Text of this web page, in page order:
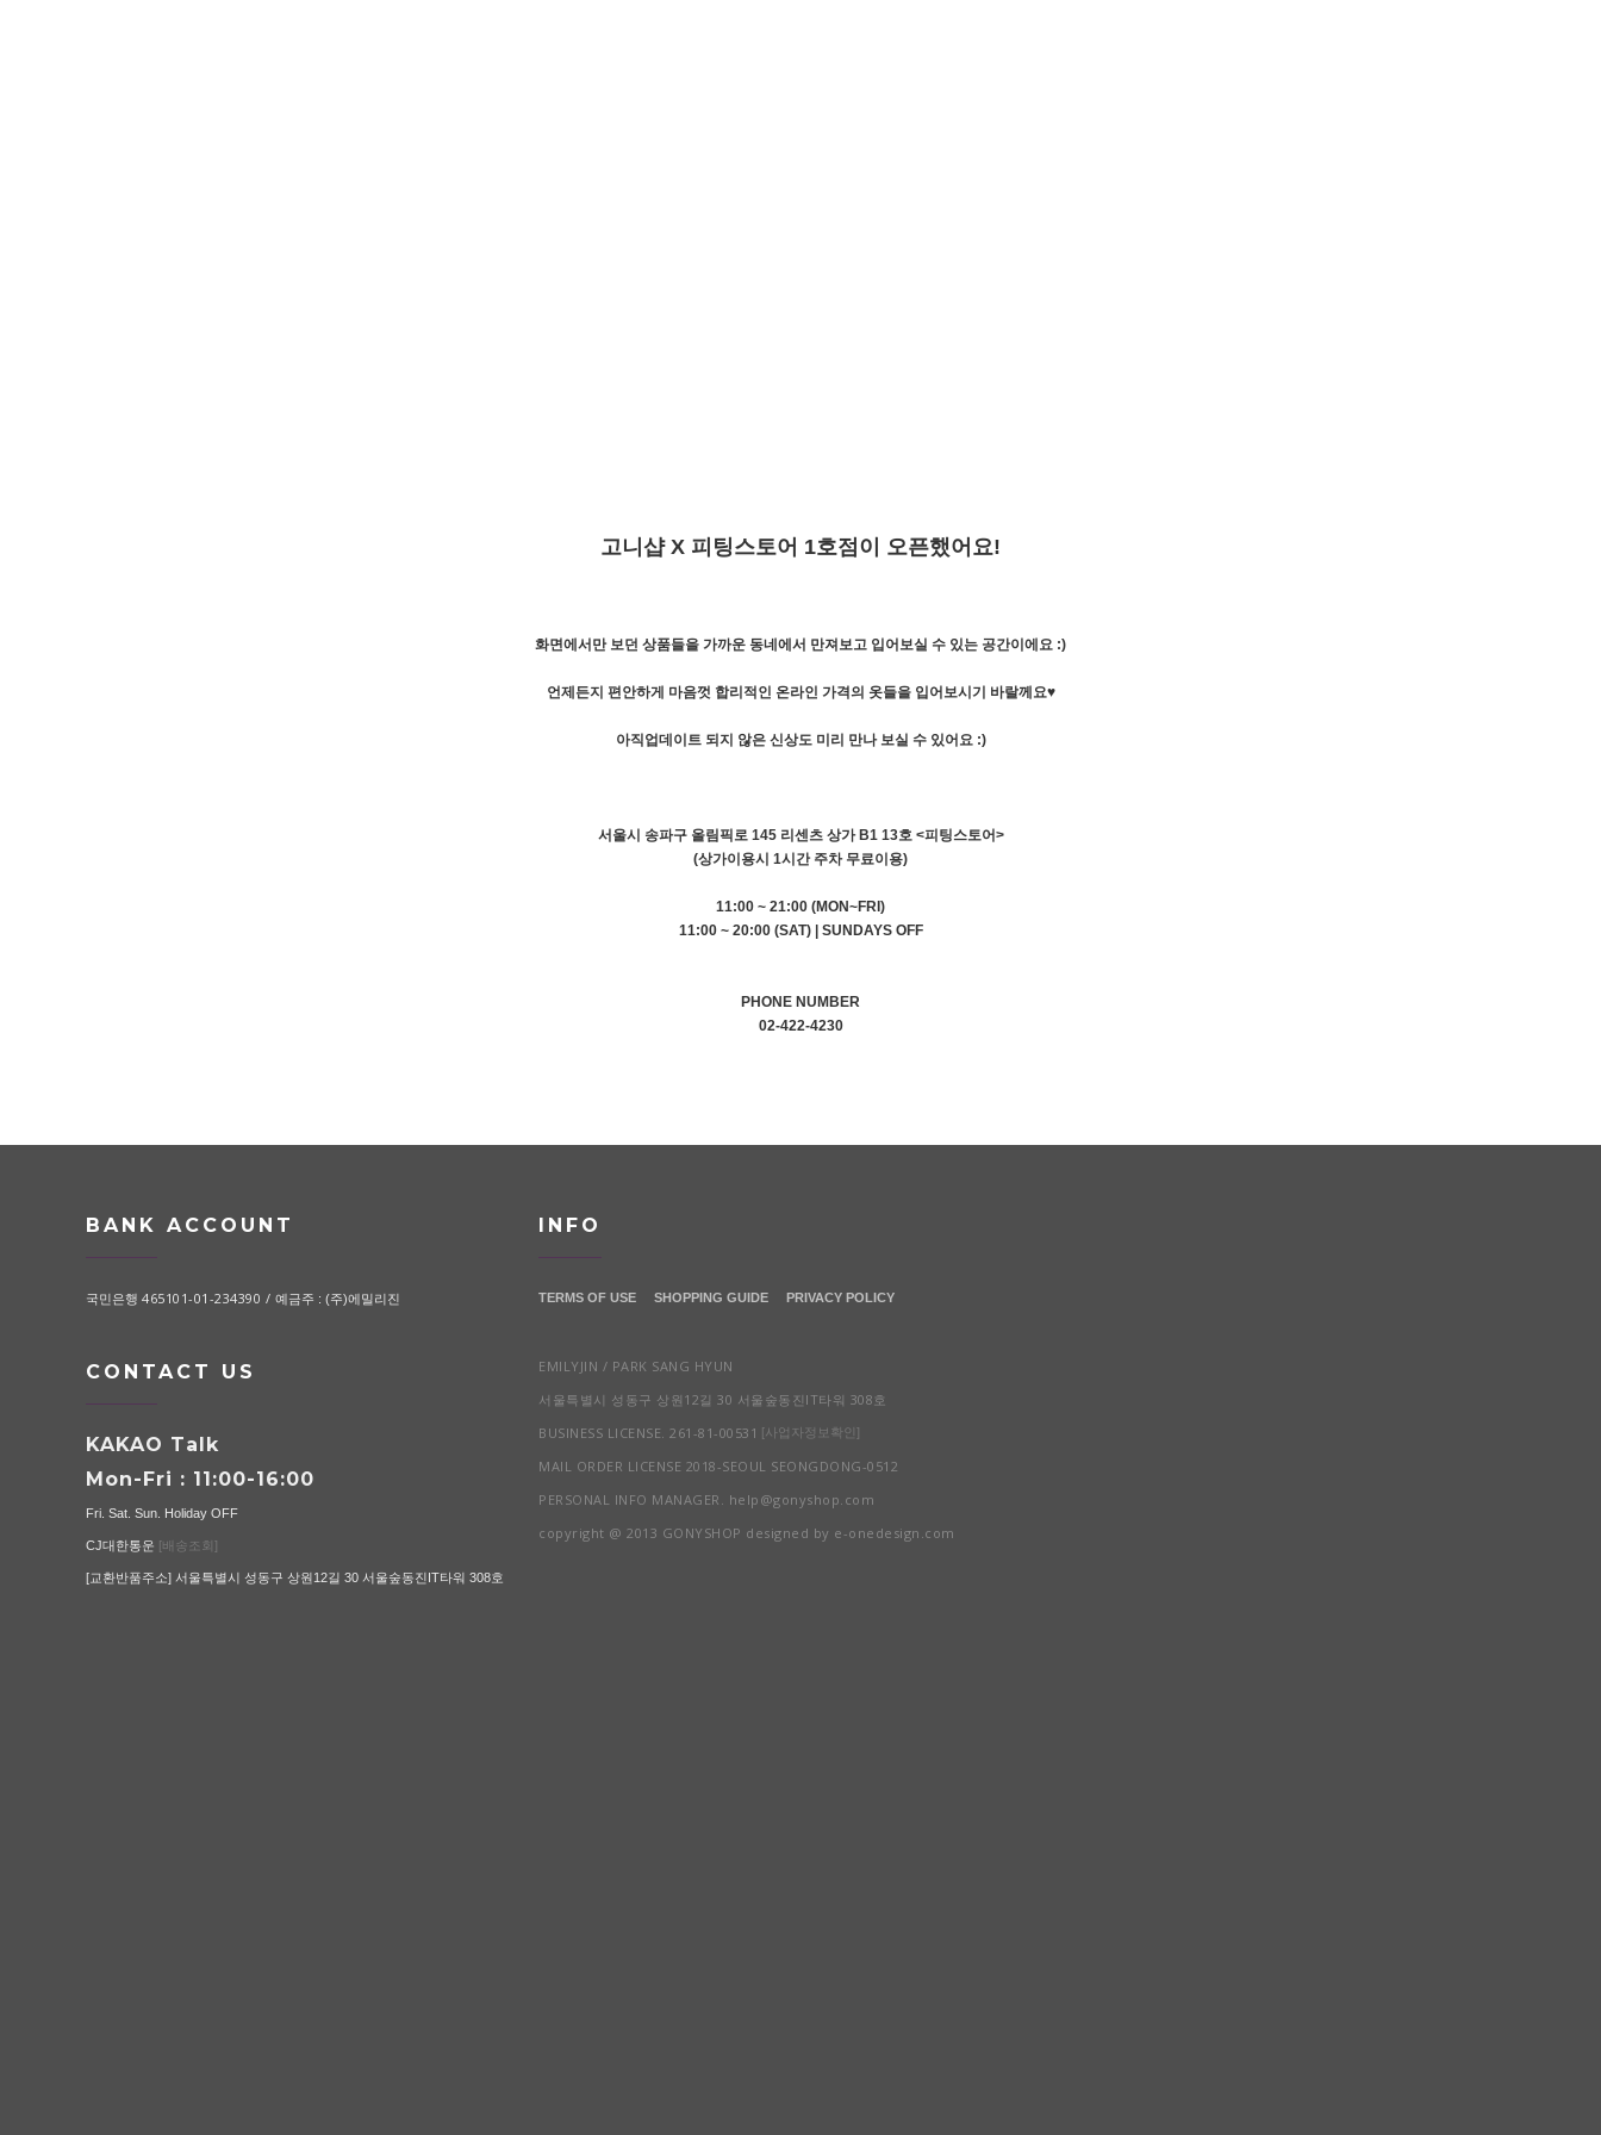
고니샵 X 피팅스토어 1호점이 오픈했어요!
화면에서만 보던 상품들을 가까운 동네에서 만져보고 입어보실 수 있는 공간이에요 :)
언제든지 편안하게 마음껏 합리적인 온라인 가격의 옷들을 입어보시기 바랄께요♥
아직업데이트 되지 않은 신상도 미리 만나 보실 수 있어요 :)
서울시 송파구 올림픽로 145 리센츠 상가 B1 13호 <피팅스토어>
(상가이용시 1시간 주차 무료이용)
11:00 ~ 21:00 (MON~FRI)
11:00 ~ 20:00 (SAT) | SUNDAYS OFF
PHONE NUMBER
02-422-4230
BANK ACCOUNT
국민은행 465101-01-234390 / 예금주 : (주)에밀리진
CONTACT US
KAKAO Talk
Mon-Fri : 11:00-16:00
Fri. Sat. Sun. Holiday OFF
CJ대한통운 [배송조회]
[교환반품주소] 서울특별시 성동구 상원12길 30 서울숲동진IT타워 308호
INFO
TERMS OF USE SHOPPING GUIDE PRIVACY POLICY
EMILYJIN / PARK SANG HYUN
서울특별시 성동구 상원12길 30 서울숲동진IT타워 308호
BUSINESS LICENSE. 261-81-00531 [사업자정보확인]
MAIL ORDER LICENSE 2018-SEOUL SEONGDONG-0512
PERSONAL INFO MANAGER. help@gonyshop.com
copyright @ 2013 GONYSHOP designed by e-onedesign.com